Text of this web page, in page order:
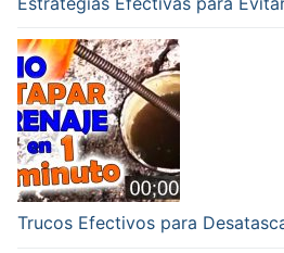
Trucos Efectivos para